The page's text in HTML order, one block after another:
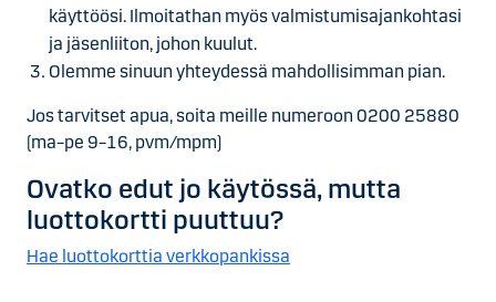
käyttöösi. Ilmoitathan myös valmistumisajankohtasi
ja jäsenliiton, johon kuulut.
Olemme sinuun yhteydessä mahdollisimman pian.
Jos tarvitset apua, soita meille numeroon 0200 25880
(ma–pe 9–16, pvm/mpm)
Ovatko edut jo käytössä, mutta
luottokortti puuttuu?
Hae luottokorttia verkkopankissa